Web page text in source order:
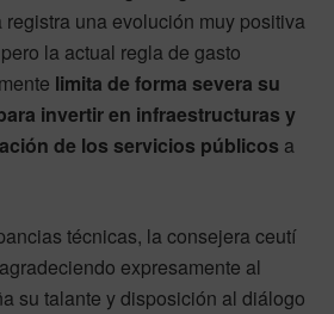
una evolución muy positiva
la actual regla de gasto
limita de forma severa su
invertir en infraestructuras y
de los servicios públicos a
técnicas, la consejera ceutí
expresamente al
su talante y disposición al diálogo